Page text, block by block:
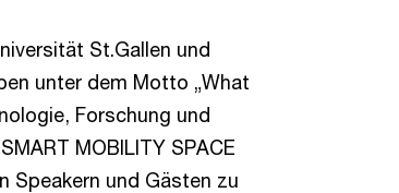
St.Gallen und
unter dem Motto „What
Forschung und
MOBILITY SPACE
Speakern und Gästen zu